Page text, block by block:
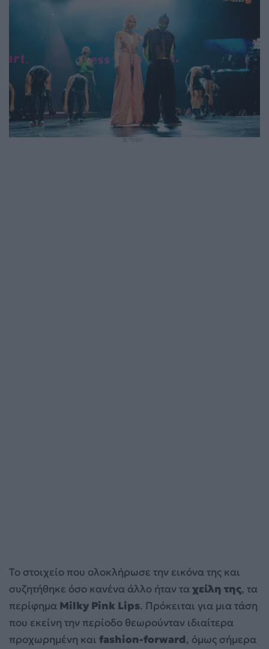
Το στοιχείο που ολοκλήρωσε την εικόνα της και
συζητήθηκε όσο κανένα άλλο ήταν ταχείλη της, τα
περίφημα Milky Pink Lips. Πρόκειται για μια τάση
που εκείνη την περίοδο θεωρούνταν ιδιαίτερα
προχωρημένη και fashion-forward, όμως σήμερα